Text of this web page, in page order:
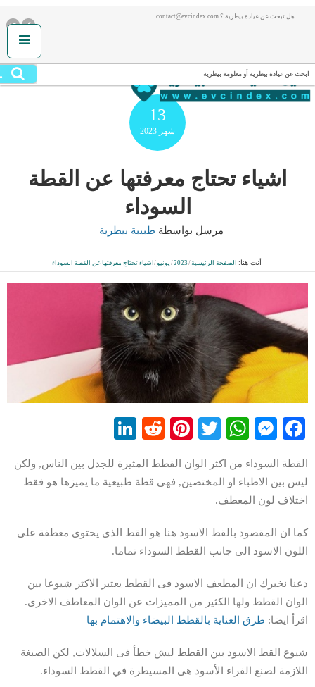
هل تبحث عن عيادة بيطرية ؟ contact@evcindex.com
ابحث عن عيادة بيطرية أو معلومة بيطرية
13
شهر 2023
اشياء تحتاج معرفتها عن القطة
السوداء
مرسل بواسطة طبيبة بيطرية
أنت هنا: الصفحة الرئيسية/
2023
/ يونيو/اشياء تحتاج معرفتها عن القطة السوداء
Facebook
Messenger
WhatsApp
Twitter
Pinterest
Reddit
القطة السوداء من اكثر الوان القطط المثيرة للجدل بين الناس, ولكن
ليس بين الاطباء او المختصين, فهى قطة طبيعية ما يميزها هو فقط
اختلاف لون المعطف.
كما ان المقصود بالقط الاسود هنا هو القط الذى يحتوى معطفة على
اللون الاسود الى جانب القطط السوداء تماما.
دعنا نخبرك ان المطعف الاسود فى القطط يعتبر الاكثر شيوعا بين
الوان القطط ولها الكثير من المميزات عن الوان المعاطف الاخرى.
اقرأ ايضا: طرق العناية بالقطط البيضاء والاهتمام بها
شيوع القط الاسود بين القطط ليش خطأ فى السلالات, لكن الصبغة
اللازمة لصنع الفراء الأسود هى المسيطرة في القطط السوداء.